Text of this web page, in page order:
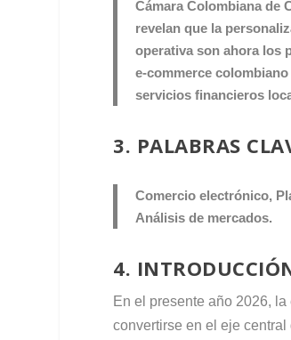
Cámara Colombiana de
revelan que la
operativa son ahora los
e-commerce
servicios financieros
3. PALABRAS
Comercio electrónico,
Análisis de mercados.
4.
En el presente año 2026,
convertirse en el eje